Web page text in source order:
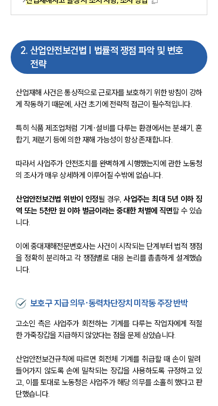
2. 산업안전보건법 | 법률적 쟁점 파악 및 변호
전략
산업재해 사건은 통상적으로 근로자를 보호하기 위한 방침이 강하
게 작동하기 때문에, 사건 초기에 전략적 접근이 필수적입니다.
특히 식품 제조업처럼 기계·설비를 다루는 환경에서는 분쇄기, 혼
합기, 제분기 등에 의한 재해 가능성이 항상 존재합니다.
따라서 사업주가 안전조치를 완벽하게 시행했는지에 관한 노동청
의 조사가 매우 상세하게 이루어질 수밖에 없습니다.
산업안전보건법 위반이 인정될 경우, 사업주는 최대 5년 이하 징
역 또는 5천만 원 이하 벌금이라는 중대한 처벌에 직면할 수 있습
니다.
이에 중대재해전문변호사는 사건이 시작되는 단계부터 법적 쟁점
을 정확히 분리하고 각 쟁점별로 대응 논리를 촘촘하게 설계했습
니다.
보호구 지급 의무·동력차단장치 미작동 주장 반박
고소인 측은 사업주가 회전하는 기계를 다루는 작업자에게 적절
한 가죽장갑을 지급하지 않았다는 점을 문제 삼았습니다.
산업안전보건규칙에 따르면 회전체 기계를 취급할 때 손이 말려
들어가지 않도록 손에 밀착되는 장갑을 사용하도록 규정하고 있
고, 이를 토대로 노동청은 사업주가 해당 의무를 소홀히 했다고 판
단했습니다.